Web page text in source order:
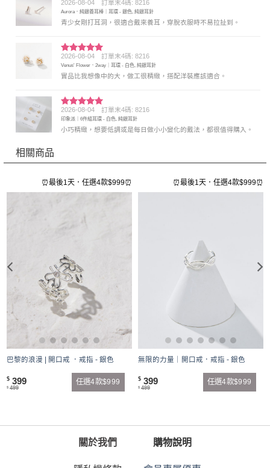
評分5 滿
分 5
2026-08-04 訂單末4碼: 8216
Aurora．純銀養耳棒｜耳環 - 銀色, 純銀耳針
青少女剛打耳洞，很適合戴來養耳，穿脫衣服時不易拉扯到。
評分5 滿
分 5
2026-08-04 訂單末4碼: 8216
Venus' Flower．2way｜耳環 - 白色, 純銀耳針
實品比我想像中的大，做工很精緻，搭配洋裝應該適合。
評分5滿
分 5
2026-08-04 訂單末4碼: 8216
印象派｜6件組耳環 - 白色, 純銀耳針
小巧精緻，想要低調或是每日做小小變化的戴法，都很值得購入。
相關商品
⏰最後1天．任選4款$999⏰
巴黎的浪漫 | 開口戒 ．戒指 - 銀色
$ 399
$ 499
任選4款$999
⏰最後1天．任選4款$999⏰
無限的力量｜開口戒．戒指 - 銀色
$ 399
$ 499
任選4款$999
關於我們 購物說明